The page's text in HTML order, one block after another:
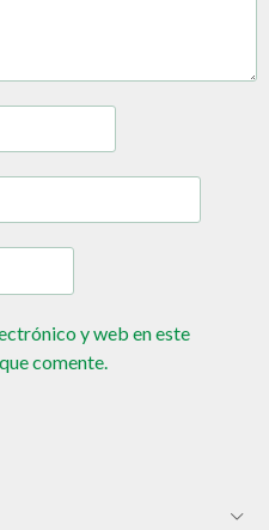
y web en este
comente.